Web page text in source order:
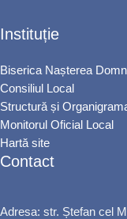
Instituție
Biserica Nașterea
Consiliul Local
Structură și
Monitorul Oficial Local
Hartă site
Contact
Adresa: str. Ștefan cel